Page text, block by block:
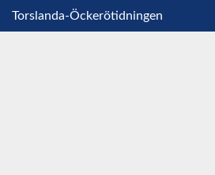
Torslanda-Öckerötidningen